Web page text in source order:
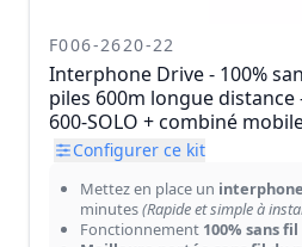
F006-2620-22
Interphone Drive - 100%
piles 600m longue
600-SOLO + combiné
Configurer ce kit
Mettez en place un
minutes(Rapide et simple à
Fonctionnement 100% sans fil